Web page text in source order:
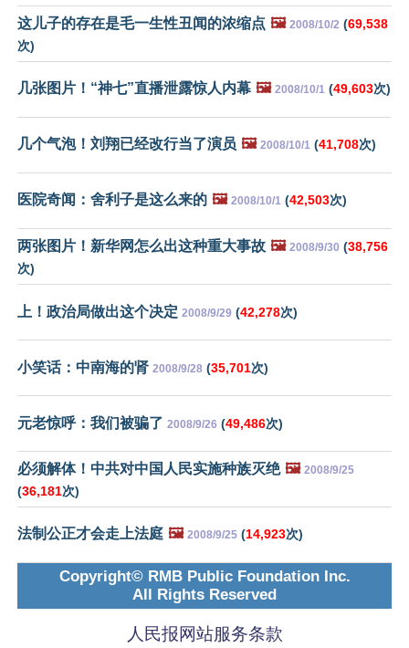
这儿子的存在是毛一生性丑闻的浓缩点 🖼️ 2008/10/2 (69,538
次)
几张图片！“神七”直播泄露惊人内幕 🖼️ 2008/10/1 (49,603次)
几个气泡！刘翔已经改行当了演员 🖼️ 2008/10/1 (41,708次)
医院奇闻：舍利子是这么来的 🖼️ 2008/10/1 (42,503次)
两张图片！新华网怎么出这种重大事故 🖼️ 2008/9/30 (38,756
次)
上！政治局做出这个决定 2008/9/29 (42,278次)
小笑话：中南海的肾 2008/9/28 (35,701次)
元老惊呼：我们被骗了 2008/9/26 (49,486次)
必须解体！中共对中国人民实施种族灭绝 🖼️ 2008/9/25
(36,181次)
法制公正才会走上法庭 🖼️ 2008/9/25 (14,923次)
Copyright© RMB Public Foundation Inc.
All Rights Reserved
人民报网站服务条款